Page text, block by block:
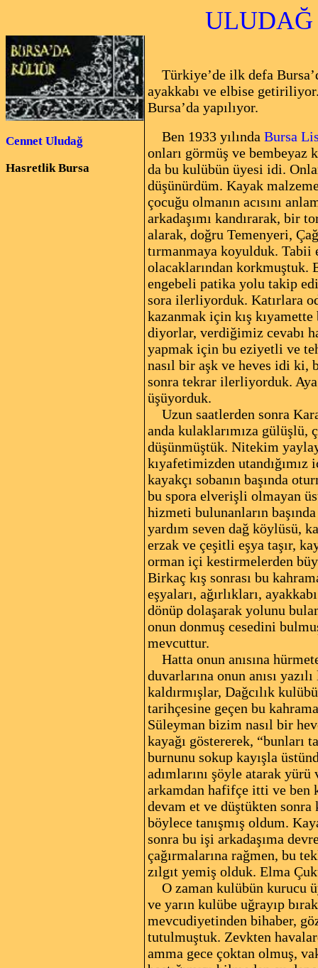
ULUDAĞ
Cennet Uludağ
Hasretlik Bursa
Türkiye’de ilk defa
ayakkabı ve elbise
Bursa’da yapılıyor.
Ben 1933 yılında Bursa
onları görmüş ve bembeyaz
da bu kulübün üyesi idi.
düşünürdüm. Kayak
çocuğu olmanın acısını
arkadaşımı kandırarak, bir
alarak, doğru Temenyeri,
tırmanmaya koyulduk. Tabii
olacaklarından korkmuştuk.
engebeli patika yolu takip
sora ilerliyorduk. Katırlara
kazanmak için kış
diyorlar, verdiğimiz cevabı
yapmak için bu eziyetli ve
nasıl bir aşk ve heves idi ki,
sonra tekrar ilerliyorduk.
üşüyorduk.
Uzun saatlerden sonra
anda kulaklarımıza gülüşlü,
düşünmüştük. Nitekim
kıyafetimizden
kayakçı sobanın başında
bu spora elverişli olmayan
hizmeti bulunanların
yardım seven dağ köylüsü,
erzak ve çeşitli eşya taşır,
orman içi kestirmelerden
Birkaç kış sonrası bu
eşyaları, ağırlıkları,
dönüp dolaşarak yolunu
onun donmuş cesedini
mevcuttur.
Hatta onun anısına
duvarlarına onun anısı
kaldırmışlar, Dağcılık
tarihçesine geçen bu
Süleyman bizim nasıl bir
kayağı göstererek, “bunları
burnunu sokup kayışla
adımlarını şöyle atarak
arkamdan hafifçe itti ve ben
devam et ve düştükten
böylece tanışmış oldum.
sonra bu işi arkadaşıma
çağırmalarına rağmen, bu
zılgıt yemiş olduk. Elma
O zaman kulübün kurucu
ve yarın kulübe uğrayıp
mevcudiyetinden bihaber,
tutulmuştuk. Zevkten
amma gece çoktan olmuş,